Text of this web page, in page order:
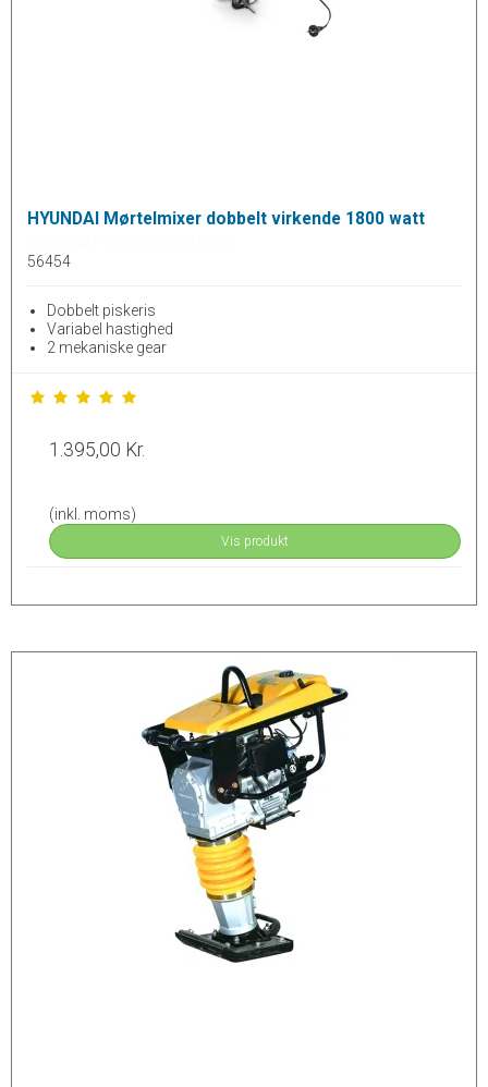
HYUNDAI Mørtelmixer dobbelt virkende 1800 watt
56454
Dobbelt piskeris
Variabel hastighed
2 mekaniske gear
1.395,00 Kr.
(inkl. moms)
Vis produkt